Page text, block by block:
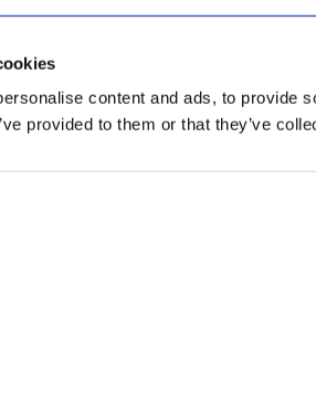
content and ads, to provide
provided to them or that they’ve